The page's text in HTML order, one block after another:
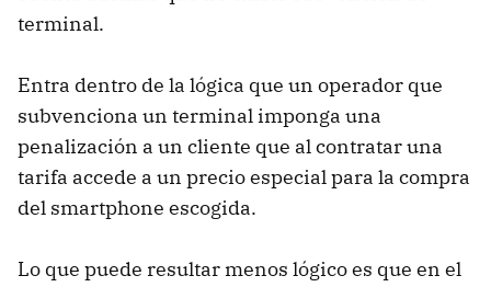
terminal.
Entra dentro de la lógica que un operador que
subvenciona un terminal imponga una
penalización a un cliente que al contratar una
tarifa accede a un precio especial para la compra
del smartphone escogida.
Lo que puede resultar menos lógico es que en el